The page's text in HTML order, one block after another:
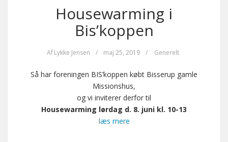
Housewarming i
Bis’koppen
Af Lykke Jensen / maj 25, 2019 / Generelt
Så har foreningen BIS’koppen købt Bisserup gamle
Missionshus,
og vi inviterer derfor til
Housewarming lørdag d. 8. juni kl. 10-13
læs mere